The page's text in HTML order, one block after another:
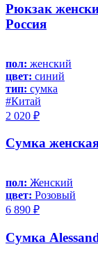
Рюкзак
Россия
пол: женский
цвет: синий
тип: сумка
#Китай
2 020 ₽
Сумка
пол: Женский
цвет: Розовый
6 890 ₽
Сумка